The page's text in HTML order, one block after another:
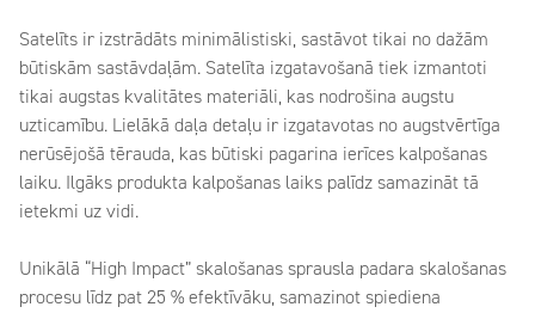
Satelīts ir izstrādāts minimālistiski, sastāvot tikai no dažām
būtiskām sastāvdaļām. Satelīta izgatavošanā tiek izmantoti
tikai augstas kvalitātes materiāli, kas nodrošina augstu
uzticamību. Lielākā daļa detaļu ir izgatavotas no augstvērtīga
nerūsējošā tērauda, kas būtiski pagarina ierīces kalpošanas
laiku. Ilgāks produkta kalpošanas laiks palīdz samazināt tā
ietekmi uz vidi.
Unikālā “High Impact” skalošanas sprausla padara skalošanas
procesu līdz pat 25 % efektīvāku, samazinot spiediena